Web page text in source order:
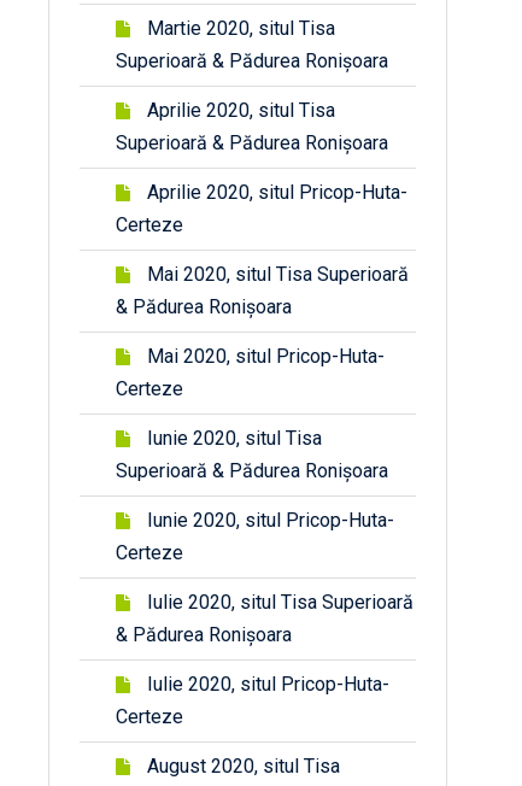
Martie 2020, situl Tisa
Superioară & Pădurea Ronișoara
Aprilie 2020, situl Tisa
Superioară & Pădurea Ronișoara
Aprilie 2020, situl Pricop-Huta-
Certeze
Mai 2020, situl Tisa Superioară
& Pădurea Ronișoara
Mai 2020, situl Pricop-Huta-
Certeze
Iunie 2020, situl Tisa
Superioară & Pădurea Ronișoara
Iunie 2020, situl Pricop-Huta-
Certeze
Iulie 2020, situl Tisa Superioară
& Pădurea Ronișoara
Iulie 2020, situl Pricop-Huta-
Certeze
August 2020, situl Tisa